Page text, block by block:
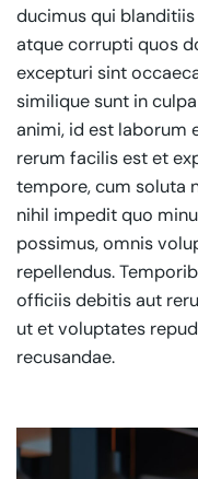
ducimus qui
atque corrupti quos
excepturi sint
similique sunt in
animi, id est laborum
rerum facilis est et
tempore, cum soluta
nihil impedit quo
possimus, omnis
repellendus.
officiis debitis aut
ut et voluptates
recusandae.